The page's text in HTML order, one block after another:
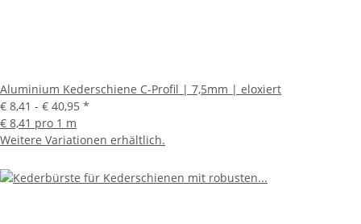
Aluminium Kederschiene C-Profil | 7,5mm | eloxiert
€ 8,41 - € 40,95 *
€ 8,41 pro 1 m
Weitere Variationen erhältlich.